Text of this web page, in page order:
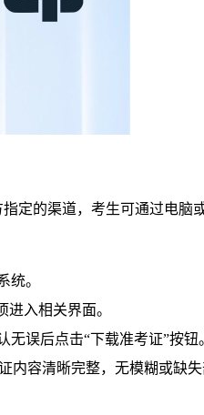
定的渠道，考生可通过电脑
统。
入相关界面。
无误后点击“下载准考证”按钮
内容清晰完整，无模糊或缺